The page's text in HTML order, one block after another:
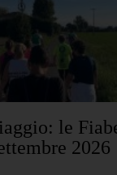
le
2026